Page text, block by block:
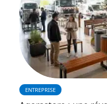
ENTREPRISE